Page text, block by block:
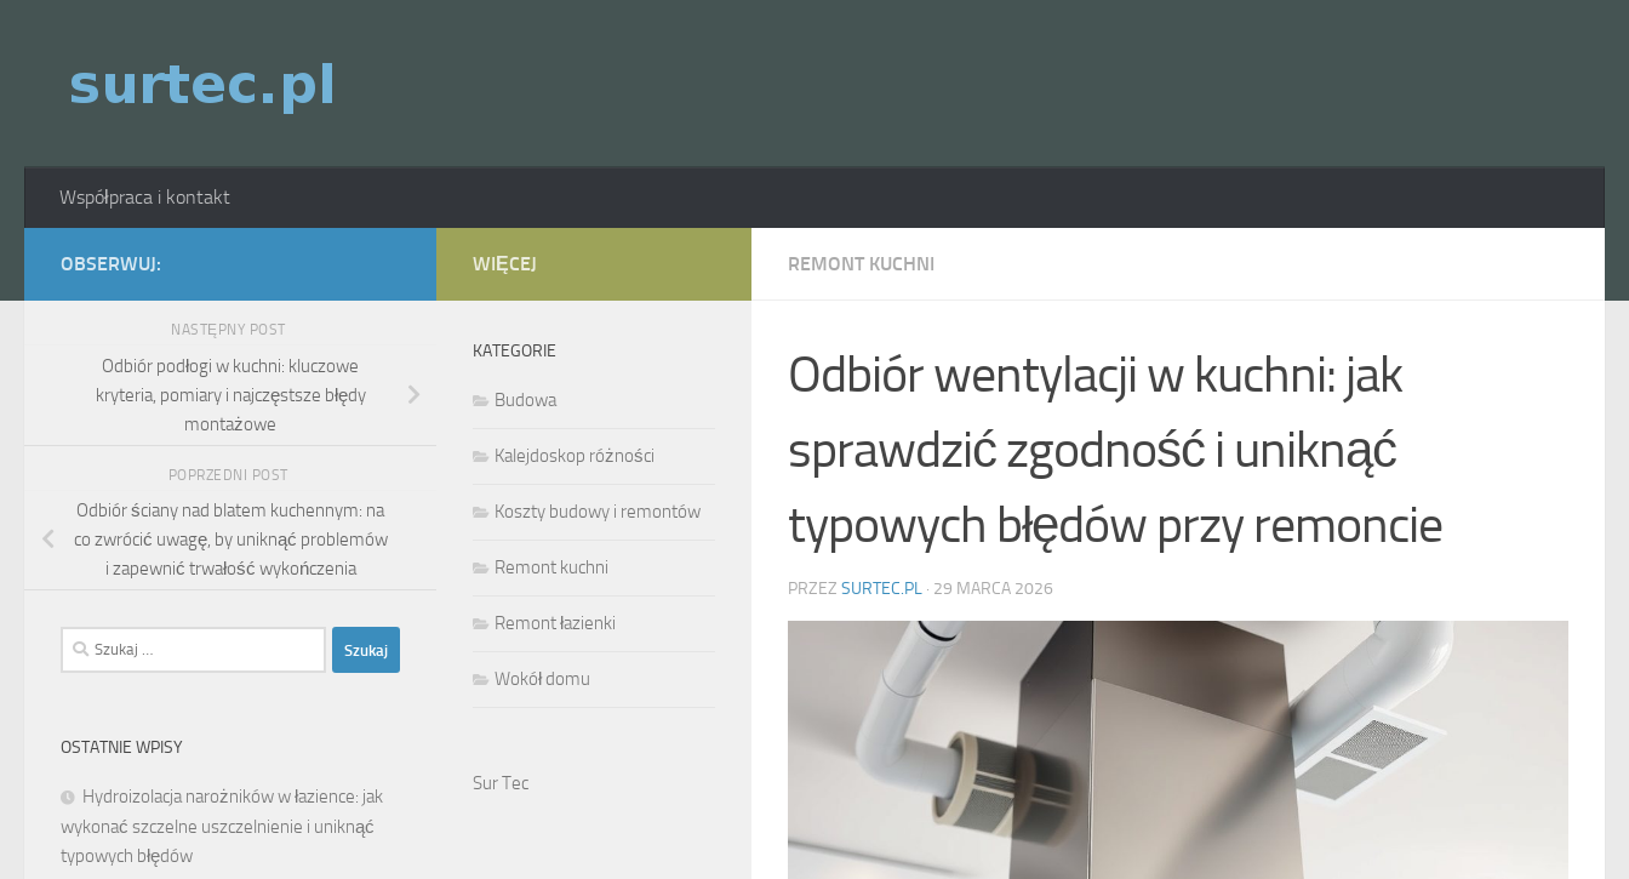
Współpraca i kontakt
REMONT KUCHNI
Odbiór wentylacji w kuchni: jak
sprawdzić zgodność i uniknąć
typowych błędów przy remoncie
PRZEZ SURTEC.PL · 29 MARCA 2026
OBSERWUJ:
NASTĘPNY POST
Odbiór podłogi w kuchni: kluczowe
kryteria, pomiary i najczęstsze błędy
montażowe
POPRZEDNI POST
Odbiór ściany nad blatem kuchennym: na
co zwrócić uwagę, by uniknąć problemów
i zapewnić trwałość wykończenia
Szukaj:
OSTATNIE WPISY
Hydroizolacja narożników w łazience: jak
wykonać szczelne uszczelnienie i uniknąć
typowych błędów
WIĘCEJ
KATEGORIE
Budowa
Kalejdoskop różności
Koszty budowy i remontów
Remont kuchni
Remont łazienki
Wokół domu
Sur Tec